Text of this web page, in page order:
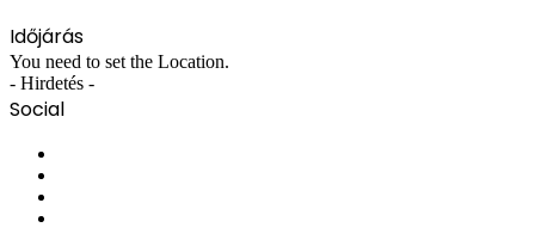
Időjárás
You need to set the Location.
- Hirdetés -
Social